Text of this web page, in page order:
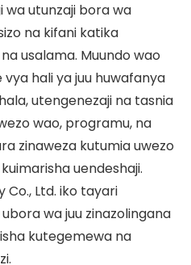
wa utunzaji bora wa
na kifani katika
usalama. Muundo wao
hali ya juu huwafanya
utengenezaji na tasnia
wao, programu, na
zinaweza kutumia uwezo
uendeshaji.
Co., Ltd. iko tayari
wa juu zinazolingana
kutegemewa na